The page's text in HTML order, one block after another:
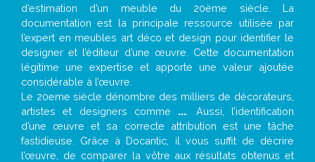
d’estimation d’un meuble du 20ème siècle. La
documentation est la principale ressource utilisée par
l’expert en meubles art déco et design pour identifier le
designer et l’éditeur d’une œuvre. Cette documentation
légitime une expertise et apporte une valeur ajoutée
considérable à l’œuvre.
Le 20eme siècle dénombre des milliers de décorateurs,
artistes et designers comme ... . Aussi, l’identification
d’une œuvre et sa correcte attribution est une tâche
fastidieuse. Grâce à Docantic, il vous suffit de décrire
l’œuvre, de comparer la vôtre aux résultats obtenus et